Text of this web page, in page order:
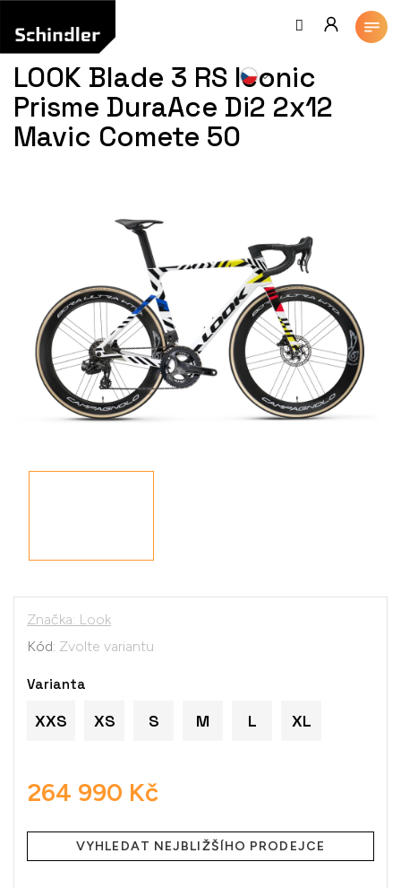
obsah
LOOK Blade 3 RS Iconic
Prisme DuraAce Di2 2x12
Mavic Comete 50
Značka: Look
Kód: Zvolte variantu
264 990 Kč
cena:
VYHLEDAT NEJBLIŽŠÍHO PRODEJCE
Varianta
XXS XS S M L XL